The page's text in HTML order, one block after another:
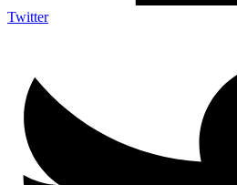
Twitter